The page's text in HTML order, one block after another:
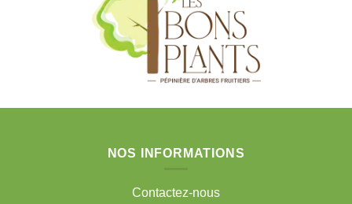
NOS INFORMATIONS
Contactez-nous